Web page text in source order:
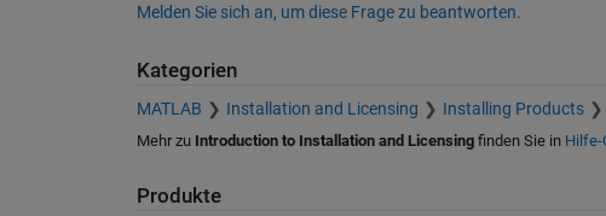
Melden Sie sich an, um diese Frage zu beantworten.
Kategorien
MATLAB Installation and Licensing Installing Products
Mehr zu Introduction to Installation and Licensingfinden Sie in Hilfe-
Produkte